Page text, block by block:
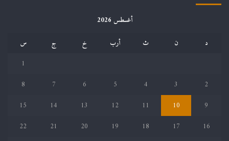
أغسطس 2026
د
ن ث أرب خ ج
س
1
2
3
4
5
6
7
8
9
10
11
12
13
14
15
16
17
18
19
20
21
22